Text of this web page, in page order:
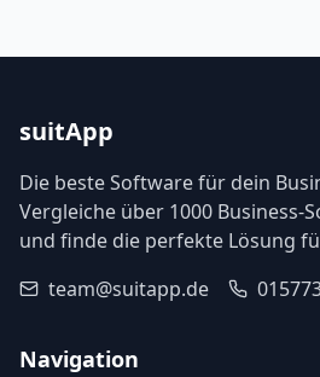
suitApp
Die beste Software für dein
Vergleiche über 1000 Business-
und finde die perfekte Lösung
team@suitapp.de
Navigation